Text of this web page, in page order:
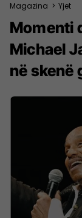
Magazina > Yjet
Momenti
Michael
në skenë